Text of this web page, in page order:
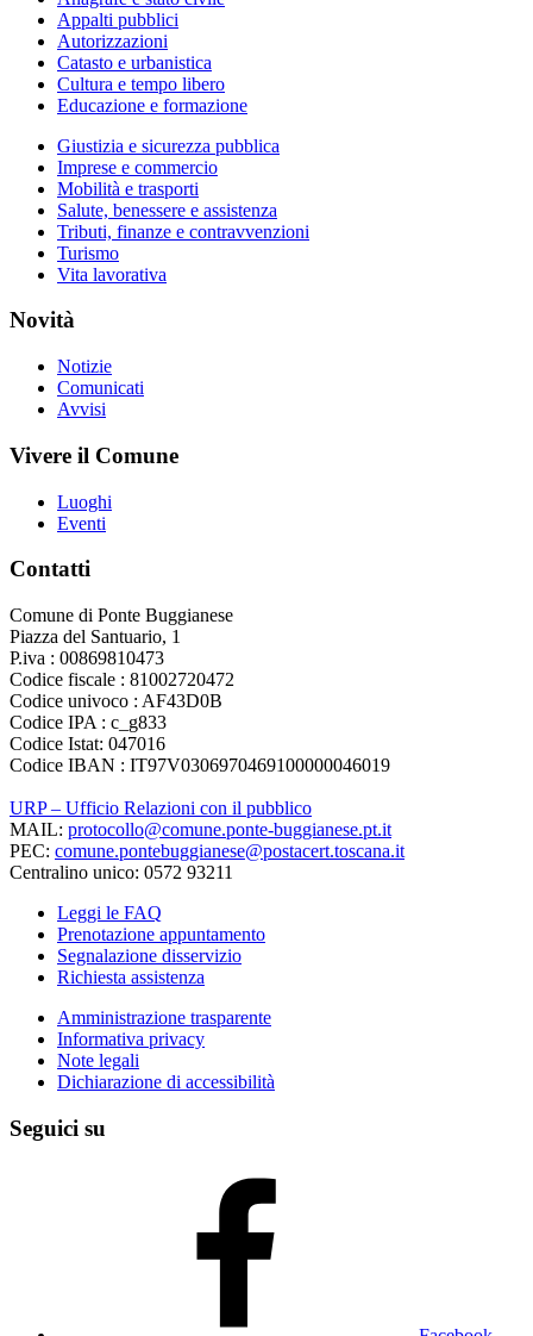
Appalti pubblici
Autorizzazioni
Catasto e urbanistica
Cultura e tempo libero
Educazione e formazione
Giustizia e sicurezza pubblica
Imprese e commercio
Mobilità e trasporti
Salute, benessere e assistenza
Tributi, finanze e contravvenzioni
Turismo
Vita lavorativa
Novità
Notizie
Comunicati
Avvisi
Vivere il Comune
Luoghi
Eventi
Contatti
Comune di Ponte Buggianese
Piazza del Santuario, 1
P.iva : 00869810473
Codice fiscale : 81002720472
Codice univoco : AF43D0B
Codice IPA : c_g833
Codice Istat: 047016
Codice IBAN : IT97V0306970469100000046019
URP – Ufficio Relazioni con il pubblico
MAIL: protocollo@comune.ponte-buggianese.pt.it
PEC: comune.pontebuggianese@postacert.toscana.it
Centralino unico: 0572 93211
Leggi le FAQ
Prenotazione appuntamento
Segnalazione disservizio
Richiesta assistenza
Amministrazione trasparente
Informativa privacy
Note legali
Dichiarazione di accessibilità
Seguici su